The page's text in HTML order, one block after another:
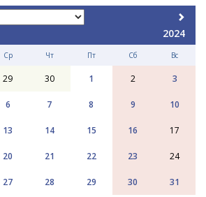
2024
Ср Чт Пт Сб Вс
29 30 1 2 3
6 7 8 9 10
13 14 15 16 17
20 21 22 23 24
27 28 29 30 31